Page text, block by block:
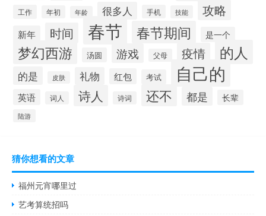
工作 年初 年龄 很多人 手机 技能 攻略
新年 时间 春节 春节期间 是一个
梦幻西游 汤圆 游戏 父母 疫情 的人
的是 皮肤 礼物 红包 考试 自己的
英语 词人 诗人 诗词 还不 都是 长辈
陆游
猜你想看的文章
福州元宵哪里过
艺考算统招吗